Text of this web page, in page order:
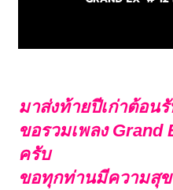
มาส่งท้ายปีเก่าต้อน
ขอรวมเพลง Grand
ครับ
ขอทุกท่านมีความสุ